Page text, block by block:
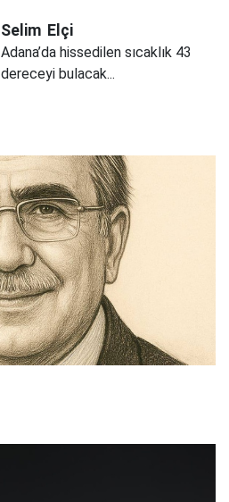
Selim Elçi
Adana’da hissedilen sıcaklık 43
dereceyi bulacak...